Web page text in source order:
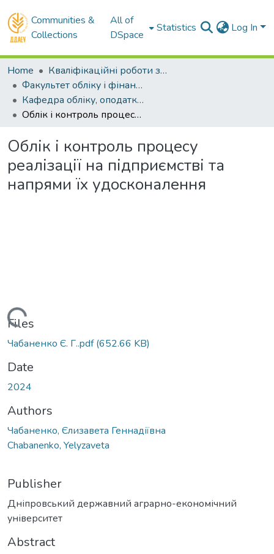
Communities &
Collections
All of
DSpace
Statistics Log In
Home
Кваліфікаційні роботи здобувачів вищої освіти
Факультет обліку і фінансів
Кафедра обліку, оподаткування та управління фінансово-економічною безпекою . Магістри
Облік і контроль процесу реалізації на підприємстві та напрями їх удосконалення
Облік і контроль процесу
реалізації на підприємстві та
напрями їх удосконалення
Files
Чабаненко Є. Г..pdf(652.66 KB)
Date
2024
Authors
Чабаненко, Єлизавета Геннадіївна
Chabanenko, Yelyzaveta
Publisher
Дніпровський державний аграрно-економічний
університет
Abstract